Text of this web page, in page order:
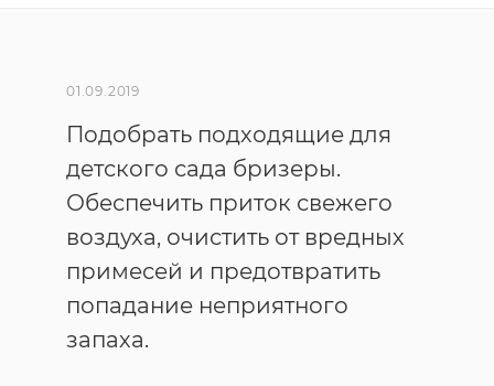
01.09.2019
Подобрать подходящие для
детского сада бризеры.
Обеспечить приток свежего
воздуха, очистить от вредных
примесей и предотвратить
попадание неприятного
запаха.